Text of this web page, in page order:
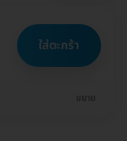
ใส่ตะกร้า
ขยาย